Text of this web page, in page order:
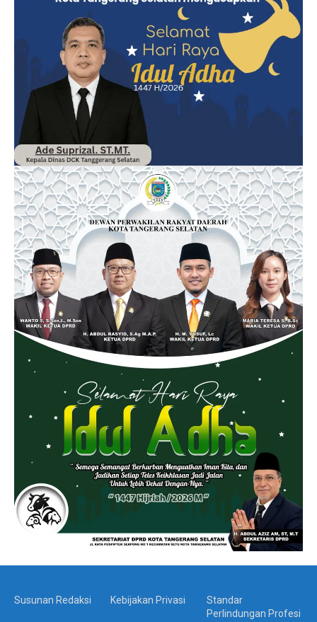
Susunan Redaksi Kebijakan Privasi
Standar
Perlindungan Profesi